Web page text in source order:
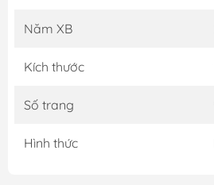
Năm XB
Kích thước
Số trang
Hình thức